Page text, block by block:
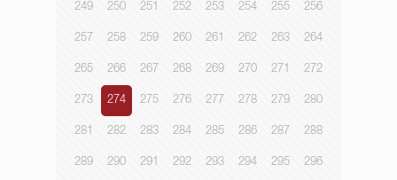
249 250 251 252 253 254 255 256
257 258 259 260 261 262 263 264
265 266 267 268 269 270 271 272
273 274 275 276 277 278 279 280
281 282 283 284 285 286 287 288
289 290 291 292 293 294 295 296